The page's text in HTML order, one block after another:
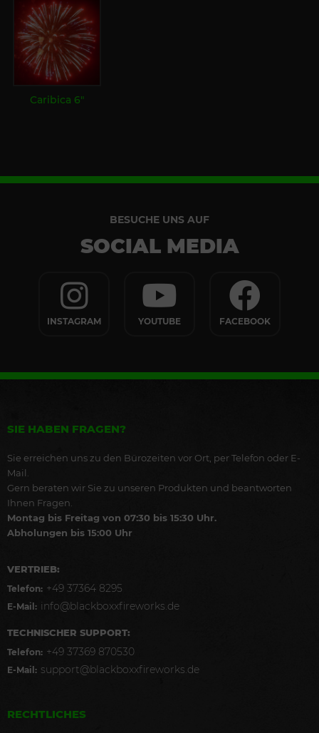
Caribica 6"
BESUCHE UNS AUF
SOCIAL MEDIA
INSTAGRAM YOUTUBE FACEBOOK
SIE HABEN FRAGEN?
Sie erreichen uns zu den Bürozeiten vor Ort, per Telefon oder E-
Mail.
Gern beraten wir Sie zu unseren Produkten und beantworten
Ihnen Fragen.
Montag bis Freitag von 07:30 bis 15:30 Uhr.
Abholungen bis 15:00 Uhr
VERTRIEB:
Telefon: +49 37364 8295
E-Mail: info@blackboxxfireworks.de
TECHNISCHER SUPPORT:
Telefon: +49 37369 870530
E-Mail: support@blackboxxfireworks.de
RECHTLICHES